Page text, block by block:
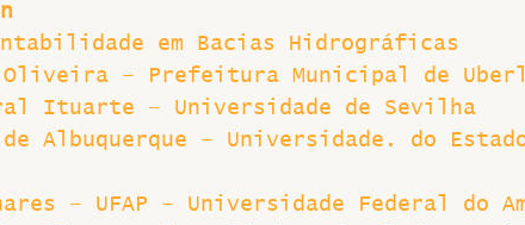
em Bacias Hidrográficas
– Prefeitura Municipal de
Ituarte – Universidade de Sevilha
Albuquerque – Universidade. do
– UFAP – Universidade Federal do